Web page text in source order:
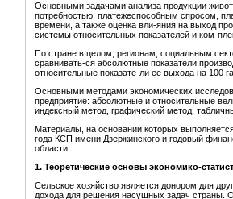
Основными задачами анализа продукции
потребностью, платежеспособным спросом,
времени, а также оценка вли-яния на выход
системы относительных показателей и ком-
По стране в целом, регионам, социальным
сравнивать-ся абсолютные показатели
относительные показате-ли ее выхода на 100
Основными методами экономических
предприятие: абсолютные и относительные
индексный метод, графический метод,
Материалы, на основании которых
года КСП имени Дзержинского и годовый
области.
1. Теоретические основы экономико-
Сельское хозяйство является донором для
дохода для решения насущных задач страны.